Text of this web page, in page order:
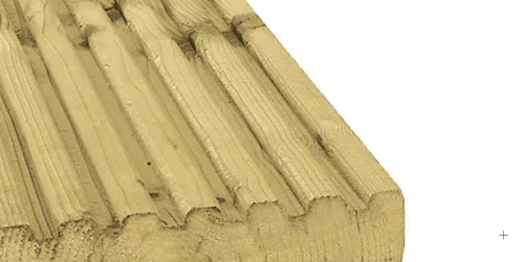
ribbelprofiel is geen anti-slip laag, maar juist een reservoir voor vuil en vocht. Regelmatige reiniging, bij voorkeur met een doek en warm
die het hout kwetsbaarder maken voor algen. Onze reinigingsproducten bieden een milde, effectieve oplossing voor het
FSC Slipprof 028/145 en geniet van een prachtig en duurzaam buitenleven!
Hogedruk geïmpregneerd
Out of stock
Vurenhout
28 mm
23-247-0382-0
1023247038208